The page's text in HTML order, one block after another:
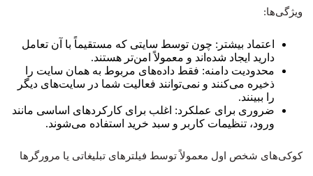
ویژگی‌ها:
اعتماد بیشتر: چون توسط سایتی که مستقیماً با آن تعامل
دارید ایجاد شده‌اند و معمولاً امن‌تر هستند.
محدودیت دامنه: فقط داده‌های مربوط به همان سایت را
ذخیره می‌کنند و نمی‌توانند فعالیت شما در سایت‌های دیگر
را ببینند.
ضروری برای عملکرد: اغلب برای کارکردهای اساسی مانند
ورود، تنظیمات کاربر و سبد خرید استفاده می‌شوند.
کوکی‌های شخص اول معمولاً توسط فیلترهای تبلیغاتی یا مرورگرها